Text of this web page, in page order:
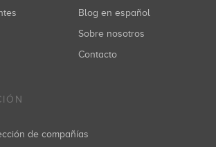
Blog en español
Sobre nosotros
Contacto
de compañías